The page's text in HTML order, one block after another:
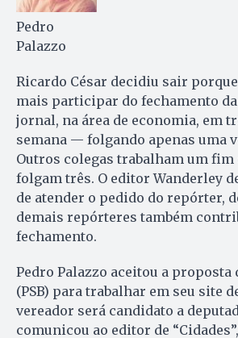
Pedro
Palazzo
Ricardo César decidiu sair
mais participar do fechamento
jornal, na área de economia, em
semana — folgando apenas uma
Outros colegas trabalham um fim
folgam três. O editor Wanderley
de atender o pedido do repórter,
demais repórteres também
fechamento.
Pedro Palazzo aceitou a proposta
(PSB) para trabalhar em seu site
vereador será candidato a
comunicou ao editor de